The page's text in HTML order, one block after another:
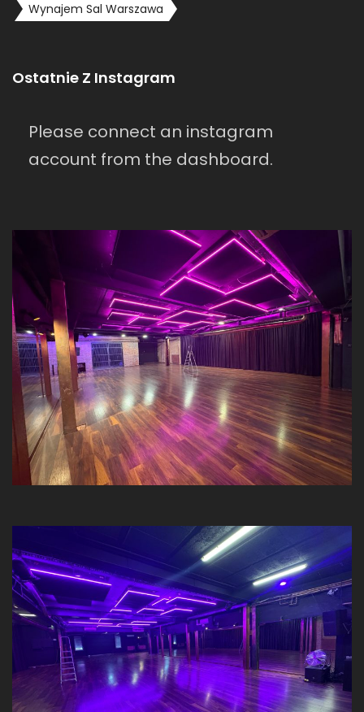
Wynajem Sal Warszawa
Ostatnie Z Instagram
Please connect an instagram
account from the dashboard.